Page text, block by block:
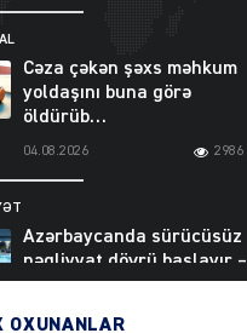
Cəza çəkən şəxs məhkum
yoldaşını buna görə
öldürüb…
04.08.2026 2986
Azərbaycanda sürücüsüz
nəqliyyat dövrü başlayır –
BELƏ işləyəcək
04.08.2026
OXUNANLAR